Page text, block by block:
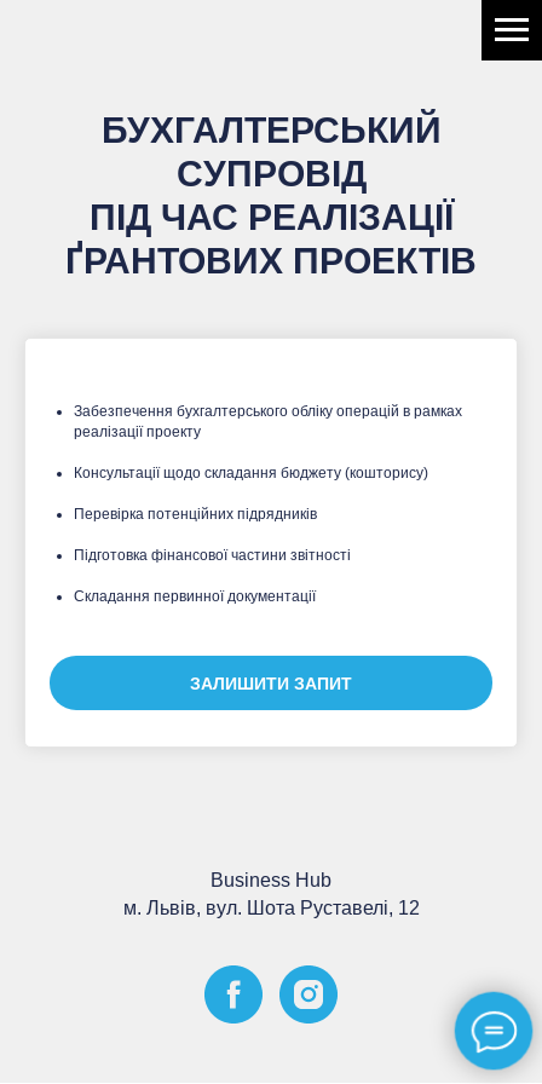
БУХГАЛТЕРСЬКИЙ
СУПРОВІД
ПІД ЧАС РЕАЛІЗАЦІЇ
ҐРАНТОВИХ ПРОЕКТІВ
Забезпечення бухгалтерського обліку операцій в рамках
реалізації проекту
Консультації щодо складання бюджету (кошторису)
Перевірка потенційних підрядників
Підготовка фінансової частини звітності
Складання первинної документації
ЗАЛИШИТИ ЗАПИТ
Business Hub
м. Львів, вул. Шота Руставелі, 12